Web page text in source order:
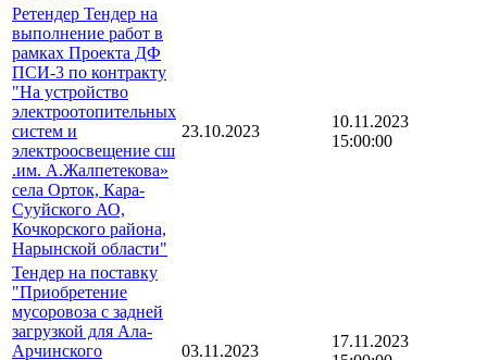
Ретендер Тендер на
выполнение работ в
рамках Проекта ДФ
ПСИ-3 по контракту
"На устройство
электроотопительных
систем и
электроосвещение сш
.им. А.Жалпетекова»
села Орток, Кара-
Сууйского АО,
Кочкорского района,
Нарынской области"
23.10.2023
10.11.2023
15:00:00
Тендер на поставку
"Приобретение
мусоровоза с задней
загрузкой для Ала-
Арчинского
03.11.2023
17.11.2023